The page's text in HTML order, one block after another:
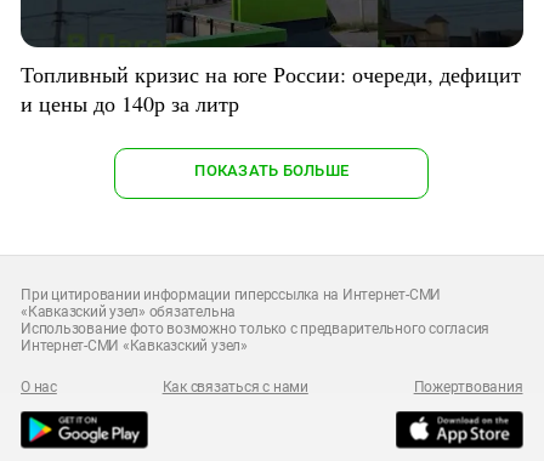
Топливный кризис на юге России: очереди, дефицит
и цены до 140р за литр
ПОКАЗАТЬ БОЛЬШЕ
При цитировании информации гиперссылка на Интернет-СМИ
«Кавказский узел» обязательна
Использование фото возможно только с предварительного согласия
Интернет-СМИ «Кавказский узел»
О нас Как связаться с нами Пожертвования